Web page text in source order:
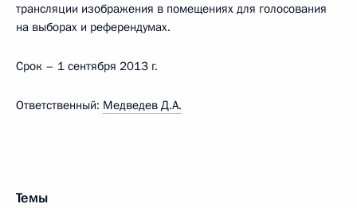
трансляции изображения в помещениях для голосования
на выборах и референдумах.
Срок – 1 сентября 2013 г.
Ответственный: Медведев Д.А.
Темы